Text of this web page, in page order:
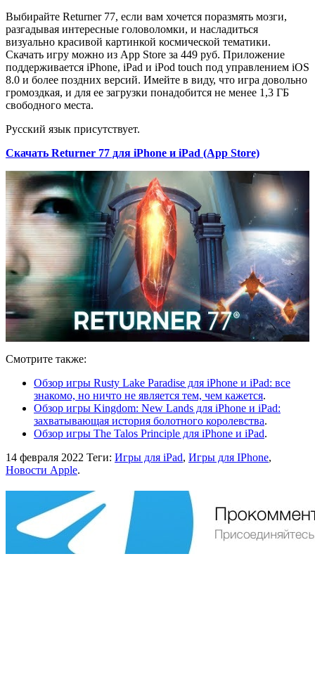
Выбирайте Returner 77, если вам хочется поразмять мозги,
разгадывая интересные головоломки, и насладиться
визуально красивой картинкой космической тематики.
Скачать игру можно из App Store за 449 руб. Приложение
поддерживается iPhone, iPad и iPod touch под управлением iOS
8.0 и более поздних версий. Имейте в виду, что игра довольно
громоздкая, и для ее загрузки понадобится не менее 1,3 ГБ
свободного места.
Русский язык присутствует.
Скачать Returner 77 для iPhone и iPad (App Store)
Смотрите также:
Обзор игры Rusty Lake Paradise для iPhone и iPad: все
знакомо, но ничто не является тем, чем кажется.
Обзор игры Kingdom: New Lands для iPhone и iPad:
захватывающая история болотного королевства.
Обзор игры The Talos Principle для iPhone и iPad.
14 февраля 2022 Теги: Игры для iPad, Игры для IPhone,
Новости Apple.